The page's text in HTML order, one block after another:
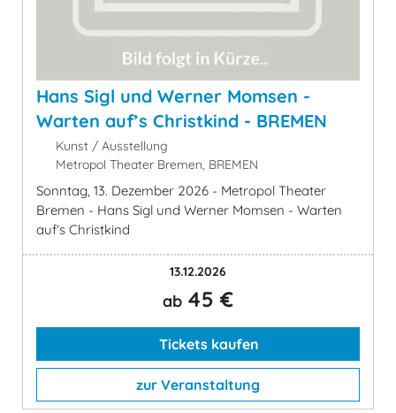
Hans Sigl und Werner Momsen -
Warten auf’s Christkind - BREMEN
Kunst / Ausstellung
Metropol Theater Bremen, BREMEN
Sonntag, 13. Dezember 2026 - Metropol Theater
Bremen - Hans Sigl und Werner Momsen - Warten
auf’s Christkind
13.12.2026
ab 45 €
Tickets kaufen
zur Veranstaltung